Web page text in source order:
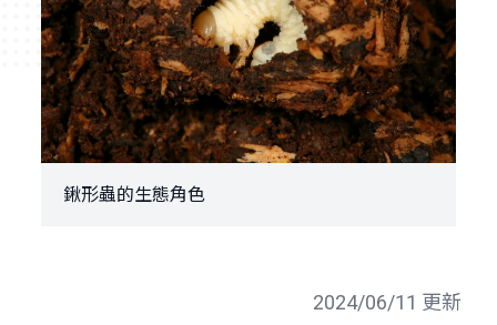
鍬形蟲的生態角色
2024/06/11 更新